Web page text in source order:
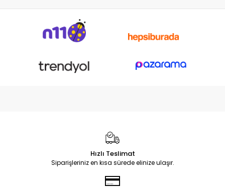
Hızlı Teslimat
Siparişleriniz en kısa sürede elinize ulaşır.